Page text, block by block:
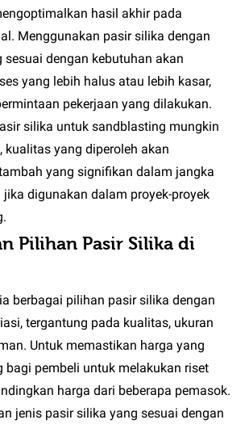
hasil akhir pada
Menggunakan pasir silika dengan
sesuai dengan kebutuhan akan
yang lebih halus atau lebih kasar,
pekerjaan yang dilakukan.
silika untuk sandblasting mungkin
kualitas yang diperoleh akan
yang signifikan dalam jangka
digunakan dalam proyek-proyek
Pilihan Pasir Silika di
berbagai pilihan pasir silika dengan
tergantung pada kualitas, ukuran
Untuk memastikan harga yang
bagi pembeli untuk melakukan riset
harga dari beberapa pemasok.
jenis pasir silika yang sesuai dengan